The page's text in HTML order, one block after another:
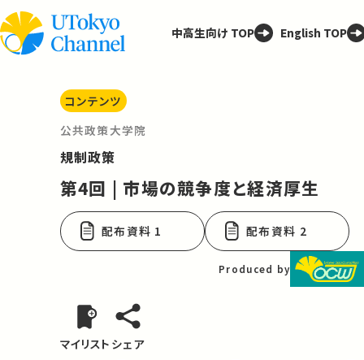
中高生向け TOP English TOP
コンテンツ
公共政策大学院
規制政策
第4回 | 市場の競争度と経済厚生
配布資料 1 配布資料 2
Produced by
マイリスト シェア